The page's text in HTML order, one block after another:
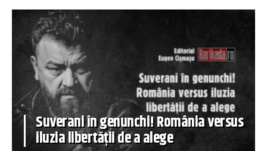
Suverani în genunchi! România versus
iluzia libertății de a alege